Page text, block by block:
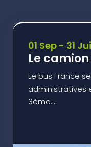
01 Sep - 31
Le
Le bus France
administratives
3ème...